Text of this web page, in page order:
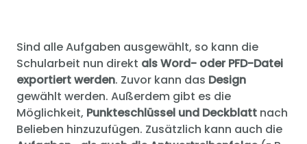
Sind alle Aufgaben ausgewählt, so kann die
Schularbeit nun direkt als Word- oder PFD-Datei
exportiert werden. Zuvor kann das Design
gewählt werden. Außerdem gibt es die
Möglichkeit, Punkteschlüssel und Deckblatt nach
Belieben hinzuzufügen. Zusätzlich kann auch die